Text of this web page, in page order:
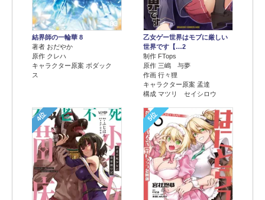
結界師の一輪華 8
著者 おだやか
原作 クレハ
キャラクター原案 ボダック
ス
乙女ゲー世界はモブに厳しい
世界です【…2
制作 FTops
原作 三嶋 与夢
作画 行々狸
キャラクター原案 孟達
構成 マツリ セイシロウ
4位 5位